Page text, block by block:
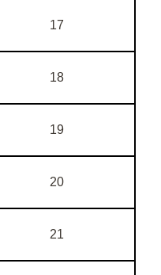
17
18
19
20
21